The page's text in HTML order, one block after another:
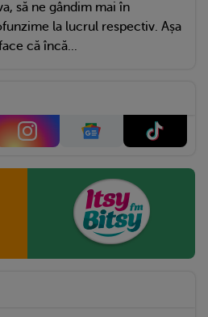
să ne gândim mai în
la lucrul respectiv. Așa
că încă...